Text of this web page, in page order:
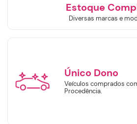
Selecione a Loja:
Selecione a Localidade
Remover Filtros
Estoque
Diversas marcas e
Único Dono
Veículos comprados
Procedência.